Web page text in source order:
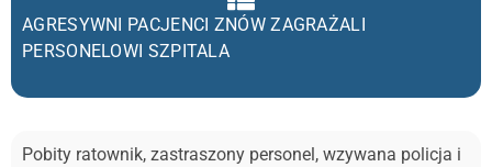
AGRESYWNI PACJENCI ZNÓW ZAGRAŻALI
PERSONELOWI SZPITALA
Pobity ratownik, zastraszony personel, wzywana policja i